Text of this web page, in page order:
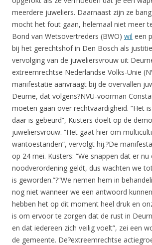
meerdere juweliers. Daarnaast zijn ze
mocht het fout gaan, helemaal niet meer
Bond van Wetsovertreders (BWO) wil een
bij het gerechtshof in Den Bosch als
vervolging van de juweliersvrouw uit
extreemrechtse Nederlandse Volks-Unie
manifestatie aanvraagt bij de overvallen
Deurne, dat volgens?NVU-voorman
moeten gaan over rechtvaardigheid. “Het
daar is gebeurd”, Kusters doelt op de
juweliersvrouw. “Het gaat hier om
wantoestanden”, vervolgt hij.?De
op 24 mei. Kusters: “We snappen dat er nu
noodverordening geldt, dus wachten we
is geworden.”?“We nemen hem in
nog niet wanneer we een antwoord
hebben het op dit moment heel druk en
is om ervoor te zorgen dat de rust in
en dat iedereen zich veilig voelt”, zei een
de gemeente. De?extreemrechtse